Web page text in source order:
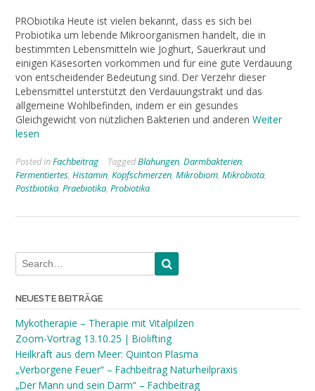
PRObiotika Heute ist vielen bekannt, dass es sich bei
Probiotika um lebende Mikroorganismen handelt, die in
bestimmten Lebensmitteln wie Joghurt, Sauerkraut und
einigen Käsesorten vorkommen und für eine gute Verdauung
von entscheidender Bedeutung sind. Der Verzehr dieser
Lebensmittel unterstützt den Verdauungstrakt und das
allgemeine Wohlbefinden, indem er ein gesundes
Gleichgewicht von nützlichen Bakterien und anderen Weiter
lesen
Posted inFachbeitrag TaggedBlähungen, Darmbakterien,
Fermentiertes, Histamin, Kopfschmerzen, Mikrobiom, Mikrobiota,
Postbiotika, Praebiotika, Probiotika
NEUESTE BEITRÄGE
Mykotherapie – Therapie mit Vitalpilzen
Zoom-Vortrag 13.10.25 | Biolifting
Heilkraft aus dem Meer: Quinton Plasma
„Verborgene Feuer“ – Fachbeitrag Naturheilpraxis
„Der Mann und sein Darm“ – Fachbeitrag